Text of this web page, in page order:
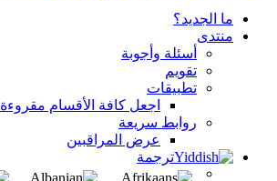
ما الجديد؟
منتدى
أسئلة وأجوبة
تقويم
تطبيقات
اجعل كافة الأقسام مقروءة
روابط سريعة
عرض المراقبين
ترجمة